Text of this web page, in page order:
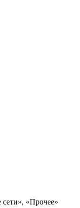
«Прочее»